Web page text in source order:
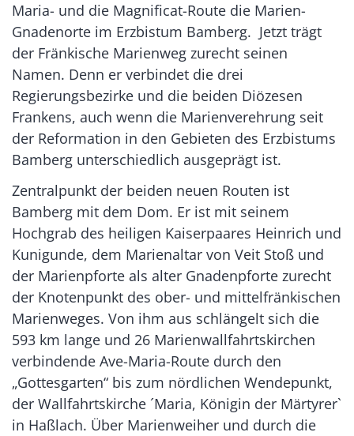
Maria- und die Magnificat-Route die Marien-
Gnadenorte im Erzbistum Bamberg. Jetzt trägt
der Fränkische Marienweg zurecht seinen
Namen. Denn er verbindet die drei
Regierungsbezirke und die beiden Diözesen
Frankens, auch wenn die Marienverehrung seit
der Reformation in den Gebieten des Erzbistums
Bamberg unterschiedlich ausgeprägt ist.
Zentralpunkt der beiden neuen Routen ist
Bamberg mit dem Dom. Er ist mit seinem
Hochgrab des heiligen Kaiserpaares Heinrich und
Kunigunde, dem Marienaltar von Veit Stoß und
der Marienpforte als alter Gnadenpforte zurecht
der Knotenpunkt des ober- und mittelfränkischen
Marienweges. Von ihm aus schlängelt sich die
593 km lange und 26 Marienwallfahrtskirchen
verbindende Ave-Maria-Route durch den
„Gottesgarten“ bis zum nördlichen Wendepunkt,
der Wallfahrtskirche ´Maria, Königin der Märtyrer`
in Haßlach. Über Marienweiher und durch die